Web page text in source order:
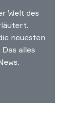
Welt des
neuesten
alles